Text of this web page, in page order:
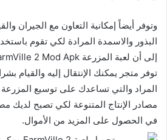
وتوفر أيضاً إمكانية التعاون مع الجيران
البذور والاسمدة المرادة لكي تقوم
توفر متجر يمكنك الإنتقال إليه والقيام
المراد والتي تساعدك على توسيع المزرعة
مصادر الإنتاج المتنوعة لكي تصبح لديك
في الحصول على المزيد من الأموال.